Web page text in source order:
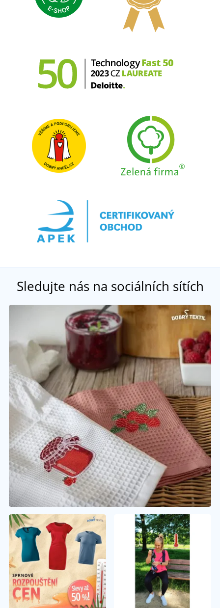
Sledujte nás na sociálních sítích